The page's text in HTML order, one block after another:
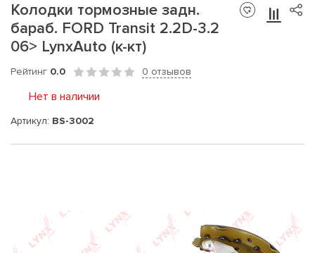
Колодки тормозные задн.
бараб. FORD Transit 2.2D-3.2
06> LynxAuto (к-кт)
Рейтинг 0.0 0 отзывов
Нет в наличии
Артикул: BS-3002